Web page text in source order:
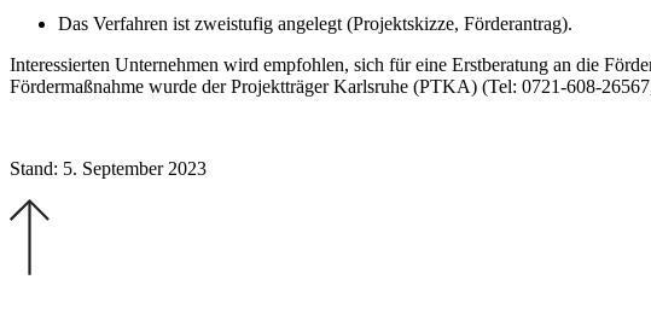
Das Verfahren ist zweistufig angelegt (Projektskizze, Förderantrag).
Interessierten Unternehmen wird empfohlen, sich für eine Erstberatung an die
Fördermaßnahme wurde der Projektträger Karlsruhe (PTKA) (Tel: 0721-608-
Stand: 5. September 2023